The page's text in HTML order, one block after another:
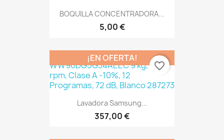
BOQUILLA CONCENTRADORA...
5,00 €
Lavadora Samsung...
357,00 €
¡EN OFERTA!
favorite_border